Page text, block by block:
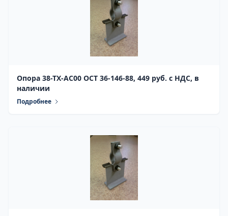
Опора 38-ТХ-АС00 ОСТ 36-146-88, 449 руб. с НДС, в
наличии
Подробнее